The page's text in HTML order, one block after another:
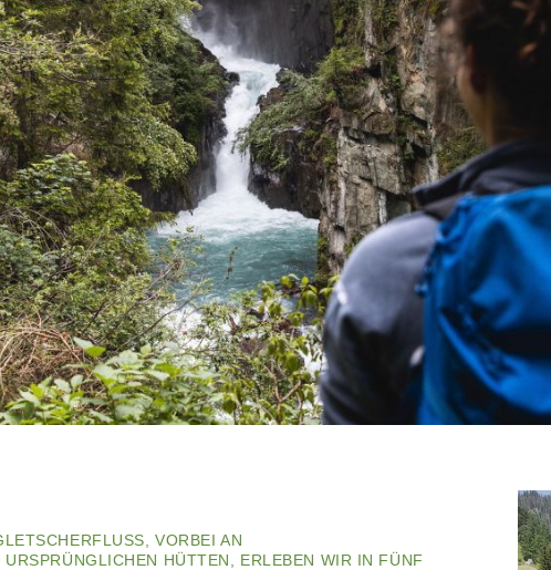
VORBEI AN
HÜTTEN, ERLEBEN WIR IN FÜNF